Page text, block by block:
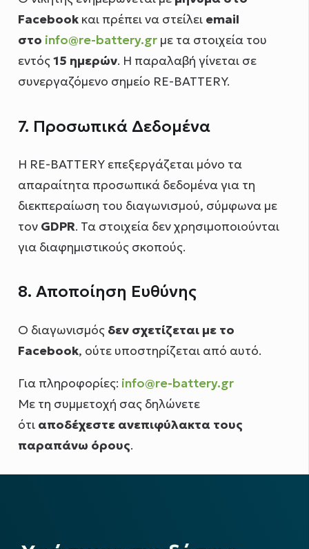
Facebook και πρέπει να στείλει email
στο info@re-battery.gr με τα στοιχεία του
εντός15 ημερών. Η παραλαβή γίνεται σε
συνεργαζόμενο σημείο RE-BATTERY.
7. Προσωπικά Δεδομένα
Η RE-BATTERY επεξεργάζεται μόνο τα
απαραίτητα προσωπικά δεδομένα για τη
διεκπεραίωση του διαγωνισμού, σύμφωνα με
τον GDPR. Τα στοιχεία δεν χρησιμοποιούνται
για διαφημιστικούς σκοπούς.
8. Αποποίηση Ευθύνης
Ο διαγωνισμός δεν σχετίζεται με το
Facebook, ούτε υποστηρίζεται από αυτό.
Για πληροφορίες: info@re-battery.gr
Με τη συμμετοχή σας δηλώνετε
ότι αποδέχεστε ανεπιφύλακτα τους
παραπάνω όρους.